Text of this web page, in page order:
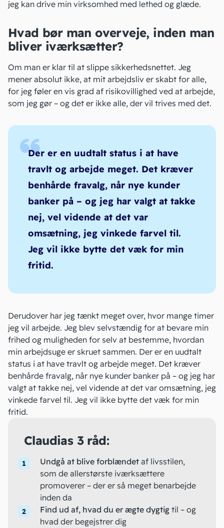
jeg kan drive min virksomhed med lethed og glæde.
Hvad bør man overveje, inden man
bliver iværksætter?
Om man er klar til at slippe sikkerhedsnettet. Jeg
mener absolut ikke, at mit arbejdsliv er skabt for alle,
for jeg føler en vis grad af risikovillighed ved at arbejde,
som jeg gør – og det er ikke alle, der vil trives med det.
Der er en uudtalt status i at have
travlt og arbejde meget. Det kræver
benhårde fravalg, når nye kunder
banker på – og jeg har valgt at takke
nej, vel vidende at det var
omsætning, jeg vinkede farvel til.
Jeg vil ikke bytte det væk for min
fritid.
Derudover har jeg tænkt meget over, hvor mange timer
jeg vil arbejde. Jeg blev selvstændig for at bevare min
frihed og muligheden for selv at bestemme, hvordan
min arbejdsuge er skruet sammen. Der er en uudtalt
status i at have travlt og arbejde meget. Det kræver
benhårde fravalg, når nye kunder banker på – og jeg har
valgt at takke nej, vel vidende at det var omsætning, jeg
vinkede farvel til. Jeg vil ikke bytte det væk for min
fritid.
Claudias 3 råd:
Undgå at blive forblændet af livsstilen,
som de allerstørste iværksættere
promoverer – der er så meget benarbejde
inden da
Find ud af, hvad du er ægte dygtig til – og
hvad der begejstrer dig